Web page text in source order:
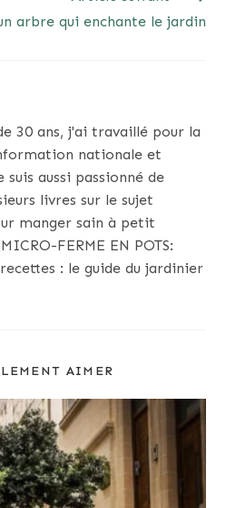
arbre qui enchante le jardin
30 ans, j'ai travaillé pour la
nationale et
aussi passionné de
livres sur le sujet
manger sain à petit
FERME EN POTS:
: le guide du jardinier
AIMER